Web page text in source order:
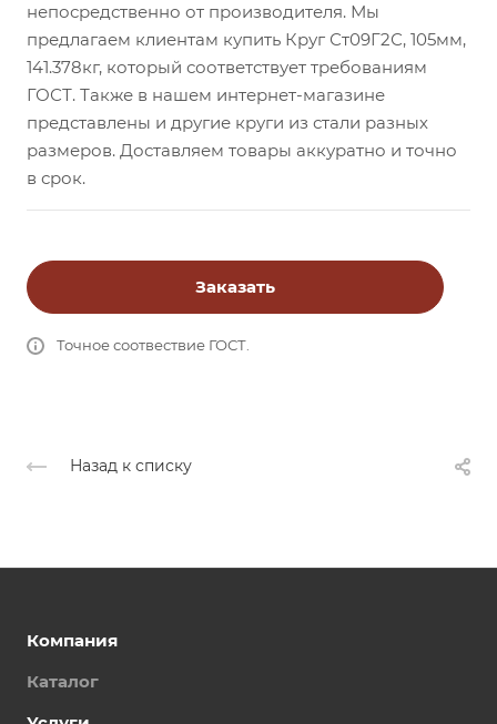
непосредственно от производителя. Мы
предлагаем клиентам купить Круг Ст09Г2С, 105мм,
141.378кг, который соответствует требованиям
ГОСТ. Также в нашем интернет-магазине
представлены и другие круги из стали разных
размеров. Доставляем товары аккуратно и точно
в срок.
Заказать
Точное соотвествие ГОСТ.
Назад к списку
Компания
Каталог